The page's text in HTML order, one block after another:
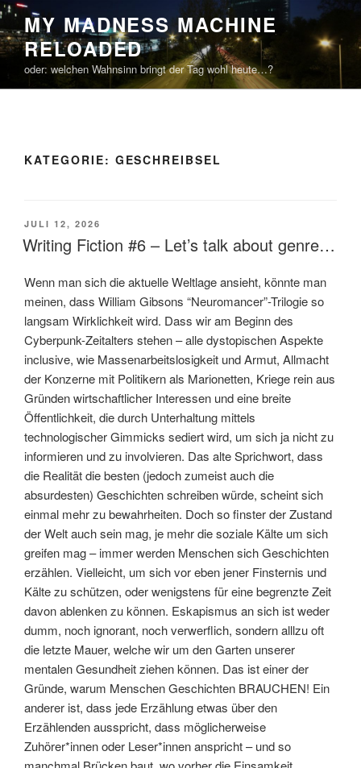
Zum
Inhalt
springen
MY MADNESS MACHINE
RELOADED
oder: welchen Wahnsinn bringt der Tag wohl heute…?
KATEGORIE: GESCHREIBSEL
VERÖFFENTLICHT
AM
JULI 12, 2026
Writing Fiction #6 – Let’s talk about genre…
Wenn man sich die aktuelle Weltlage ansieht, könnte man
meinen, dass William Gibsons “Neuromancer”-Trilogie so
langsam Wirklichkeit wird. Dass wir am Beginn des
Cyberpunk-Zeitalters stehen – alle dystopischen Aspekte
inclusive, wie Massenarbeitslosigkeit und Armut, Allmacht
der Konzerne mit Politikern als Marionetten, Kriege rein aus
Gründen wirtschaftlicher Interessen und eine breite
Öffentlichkeit, die durch Unterhaltung mittels
technologischer Gimmicks sediert wird, um sich ja nicht zu
informieren und zu involvieren. Das alte Sprichwort, dass
die Realität die besten (jedoch zumeist auch die
absurdesten) Geschichten schreiben würde, scheint sich
einmal mehr zu bewahrheiten. Doch so finster der Zustand
der Welt auch sein mag, je mehr die soziale Kälte um sich
greifen mag – immer werden Menschen sich Geschichten
erzählen. Vielleicht, um sich vor eben jener Finsternis und
Kälte zu schützen, oder wenigstens für eine begrenzte Zeit
davon ablenken zu können. Eskapismus an sich ist weder
dumm, noch ignorant, noch verwerflich, sondern alllzu oft
die letzte Mauer, welche wir um den Garten unserer
mentalen Gesundheit ziehen können. Das ist einer der
Gründe, warum Menschen Geschichten BRAUCHEN! Ein
anderer ist, dass jede Erzählung etwas über den
Erzählenden ausspricht, dass möglicherweise
Zuhörer*innen oder Leser*innen anspricht – und so